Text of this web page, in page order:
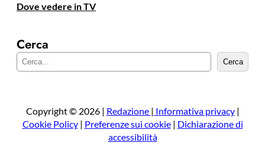
Dove vedere in TV
Cerca
e
a
Cerca
Copyright © 2026 | Redazione | Informativa privacy|
Cookie Policy| Preferenze sui cookie| Dichiarazione di
accessibilità